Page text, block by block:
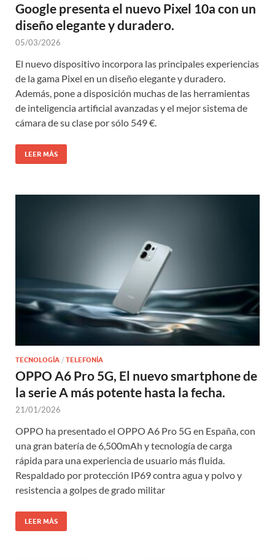
Google presenta el nuevo Pixel 10a con un
diseño elegante y duradero.
05/03/2026
El nuevo dispositivo incorpora las principales experiencias
de la gama Pixel en un diseño elegante y duradero.
Además, pone a disposición muchas de las herramientas
de inteligencia artificial avanzadas y el mejor sistema de
cámara de su clase por sólo 549 €.
LEER MÁS
TECNOLOGÍA / TELEFONÍA
OPPO A6 Pro 5G, El nuevo smartphone de
la serie A más potente hasta la fecha.
21/01/2026
OPPO ha presentado el OPPO A6 Pro 5G en España, con
una gran batería de 6,500mAh y tecnología de carga
rápida para una experiencia de usuario más fluida.
Respaldado por protección IP69 contra agua y polvo y
resistencia a golpes de grado militar
LEER MÁS